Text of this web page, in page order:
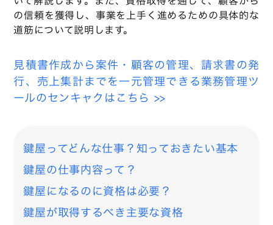
の信頼を獲得し、事業を上手く進めるための具体的な
道筋について説明します。
見積書作成から案件・顧客の管理、請求書の発
行、売上集計までを一元管理できる業務管理ツ
ールのセンキャクはこちら >>
鍵屋ってどんな仕事？知っておきたい基本
鍵屋の仕事内容って？
鍵屋になるのに資格は必要？
鍵屋が取得するべき主要な資格